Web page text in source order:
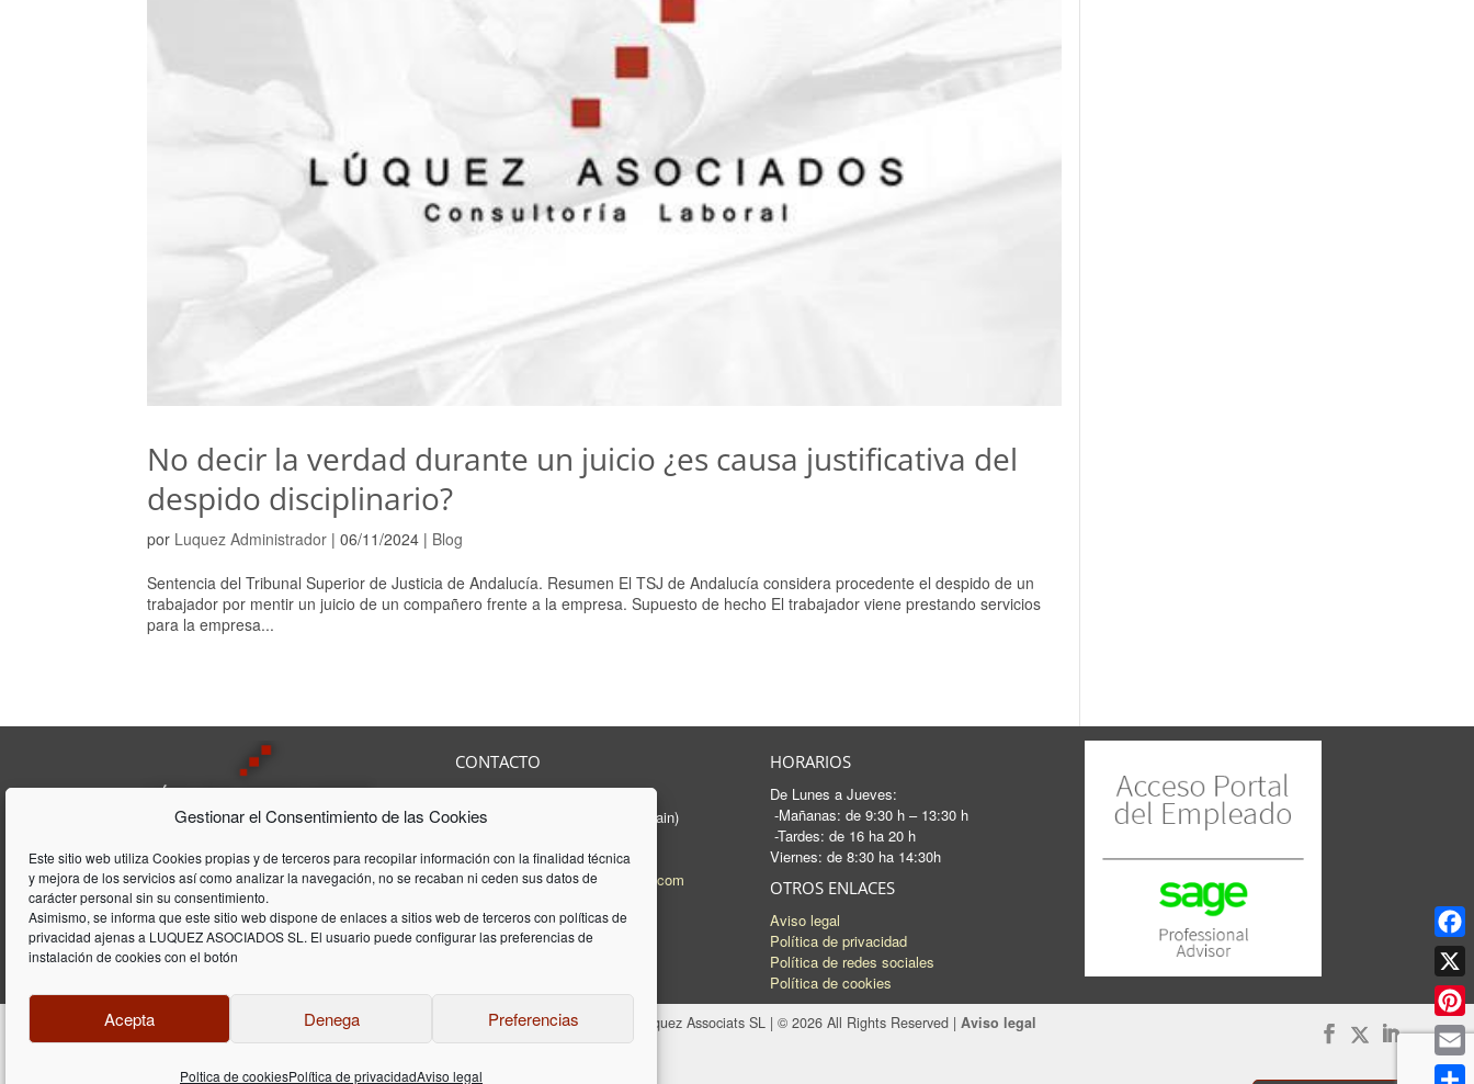
Gestionar el Consentimiento de las Cookies
Este sitio web utiliza Cookies propias y de terceros para recopilar información con la finalidad técnica
y mejora de los servicios así como analizar la navegación, no se recaban ni ceden sus datos de
carácter personal sin su consentimiento.
Asimismo, se informa que este sitio web dispone de enlaces a sitios web de terceros con políticas de
privacidad ajenas a LUQUEZ ASOCIADOS SL. El usuario puede configurar las preferencias de
instalación de cookies con el botón
Acepta Denega Preferencias
Poltica de cookiesPolítica de privacidadAviso legal
No decir la verdad durante un juicio ¿es causa justificativa del
despido disciplinario?
por Luquez Administrador |06/11/2024 | Blog
Sentencia del Tribunal Superior de Justicia de Andalucía. Resumen El TSJ de Andalucía considera procedente el despido de un
trabajador por mentir un juicio de un compañero frente a la empresa. Supuesto de hecho El trabajador viene prestando servicios
para la empresa...
Lúquez & ASSOCIATS, SL es una
Consultoría Laboral, que acumula
una trayectória de 20 años en el
ámbito laboral y de gestión de
empresas
CONTACTO
08208 Sabadell - Barcelona (Spain)
Fax:93 745 15 35
E-mail:mail@luquez-associats.com
HORARIOS
De Lunes a Jueves:
-Mañanas: de 9:30 h – 13:30 h
-Tardes: de 16 ha 20 h
Viernes: de 8:30 ha 14:30h
OTROS ENLACES
Aviso legal
Política de privacidad
Política de redes sociales
Política de cookies
Diseño y programación web porDieres.com | Lúquez Associats SL | © 2026 All Rights Reserved | Aviso legal
X
Email